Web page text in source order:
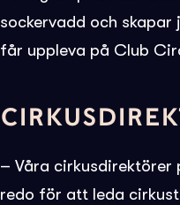
sockervadd och
får uppleva på Club
– Våra cirkusdirektörer
redo för att leda